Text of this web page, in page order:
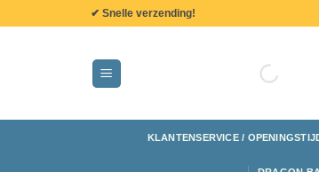
✔ Snelle verzending!
KLANTENSERVICE /